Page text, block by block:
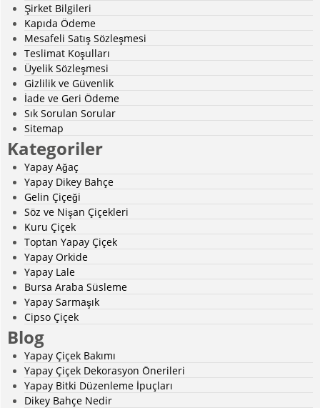
Şirket Bilgileri
Kapıda Ödeme
Mesafeli Satış Sözleşmesi
Teslimat Koşulları
Üyelik Sözleşmesi
Gizlilik ve Güvenlik
İade ve Geri Ödeme
Sık Sorulan Sorular
Sitemap
Kategoriler
Yapay Ağaç
Yapay Dikey Bahçe
Gelin Çiçeği
Söz ve Nişan Çiçekleri
Kuru Çiçek
Toptan Yapay Çiçek
Yapay Orkide
Yapay Lale
Bursa Araba Süsleme
Yapay Sarmaşık
Cipso Çiçek
Blog
Yapay Çiçek Bakımı
Yapay Çiçek Dekorasyon Önerileri
Yapay Bitki Düzenleme İpuçları
Dikey Bahçe Nedir